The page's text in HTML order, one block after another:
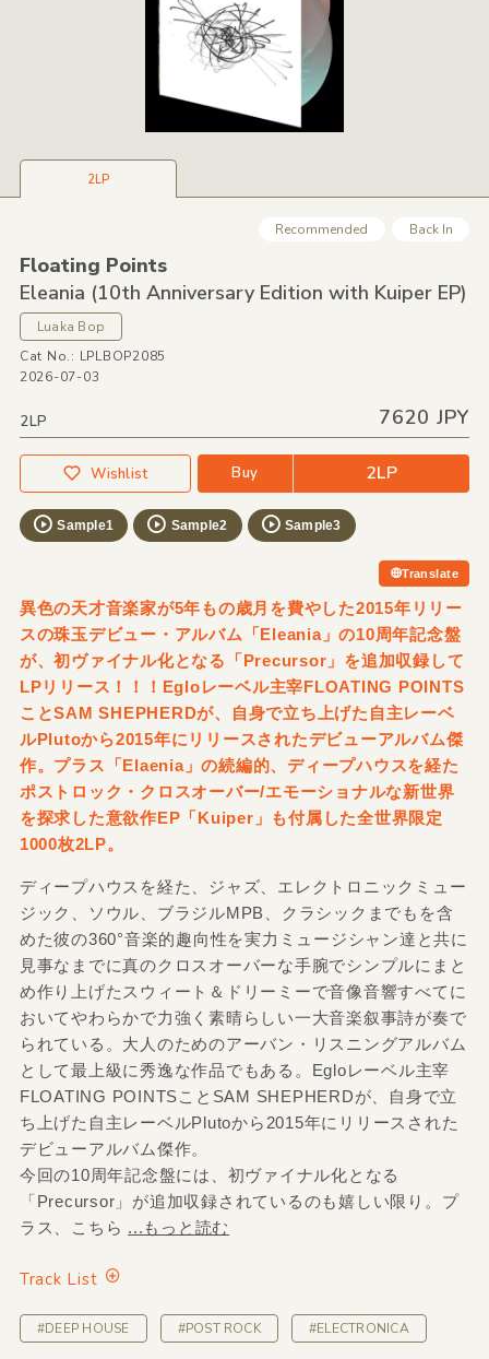
2LP
Recommended Back In
Floating Points
Eleania (10th Anniversary Edition with Kuiper EP)
Luaka Bop
Cat No.: LPLBOP2085
2026-07-03
2LP 7620 JPY
Wishlist Buy 2LP
Sample1 Sample2 Sample3
Translate
異色の天才音楽家が5年もの歳月を費やした2015年リリー
スの珠玉デビュー・アルバム「Eleania」の10周年記念盤
が、初ヴァイナル化となる「Precursor」を追加収録して
LPリリース！！！Egloレーベル主宰FLOATING POINTS
ことSAM SHEPHERDが、自身で立ち上げた自主レーベ
ルPlutoから2015年にリリースされたデビューアルバム傑
作。プラス「Elaenia」の続編的、ディープハウスを経た
ポストロック・クロスオーバー/エモーショナルな新世界
を探求した意欲作EP「Kuiper」も付属した全世界限定
1000枚2LP。
ディープハウスを経た、ジャズ、エレクトロニックミュー
ジック、ソウル、ブラジルMPB、クラシックまでもを含
めた彼の360°音楽的趣向性を実力ミュージシャン達と共に
見事なまでに真のクロスオーバーな手腕でシンプルにまと
め作り上げたスウィート＆ドリーミーで音像音響すべてに
おいてやわらかで力強く素晴らしい一大音楽叙事詩が奏で
られている。大人のためのアーバン・リスニングアルバム
として最上級に秀逸な作品でもある。Egloレーベル主宰
FLOATING POINTSことSAM SHEPHERDが、自身で立
ち上げた自主レーベルPlutoから2015年にリリースされた
デビューアルバム傑作。
今回の10周年記念盤には、初ヴァイナル化となる
「Precursor」が追加収録されているのも嬉しい限り。プ
ラス、こちら ...もっと読む
Track List
#DEEP HOUSE #POST ROCK #ELECTRONICA